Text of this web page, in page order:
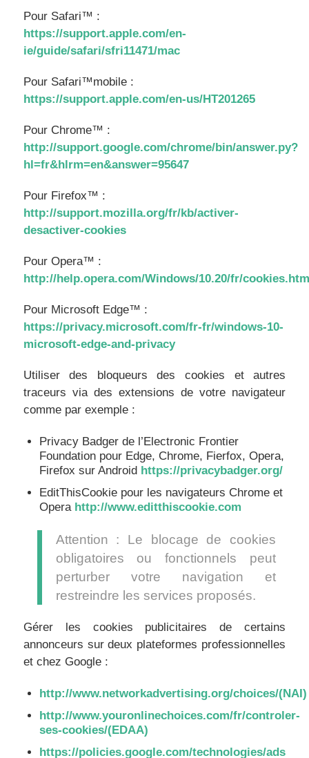
Pour Safari™ :
https://support.apple.com/en-
ie/guide/safari/sfri11471/mac
Pour Safari™mobile :
https://support.apple.com/en-us/HT201265
Pour Chrome™ :
http://support.google.com/chrome/bin/answer.py?
hl=fr&hlrm=en&answer=95647
Pour Firefox™ :
http://support.mozilla.org/fr/kb/activer-
desactiver-cookies
Pour Opera™ :
http://help.opera.com/Windows/10.20/fr/
Pour Microsoft Edge™ :
https://privacy.microsoft.com/fr-fr/windows-10-
microsoft-edge-and-privacy
Utiliser des bloqueurs des cookies et autres
traceurs via des extensions de votre navigateur
comme par exemple :
Privacy Badger de l’Electronic Frontier
Foundation pour Edge, Chrome, Fierfox, Opera,
Firefox sur Android https://privacybadger.org/
EditThisCookie pour les navigateurs Chrome et
Opera http://www.editthiscookie.com
Attention : Le blocage de cookies
obligatoires ou fonctionnels peut
perturber votre navigation et
restreindre les services proposés.
Gérer les cookies publicitaires de certains
annonceurs sur deux plateformes professionnelles
et chez Google :
http://www.networkadvertising.org/choices/(NAI)
http://www.youronlinechoices.com/fr/controler-
ses-cookies/(EDAA)
https://policies.google.com/technologies/ads